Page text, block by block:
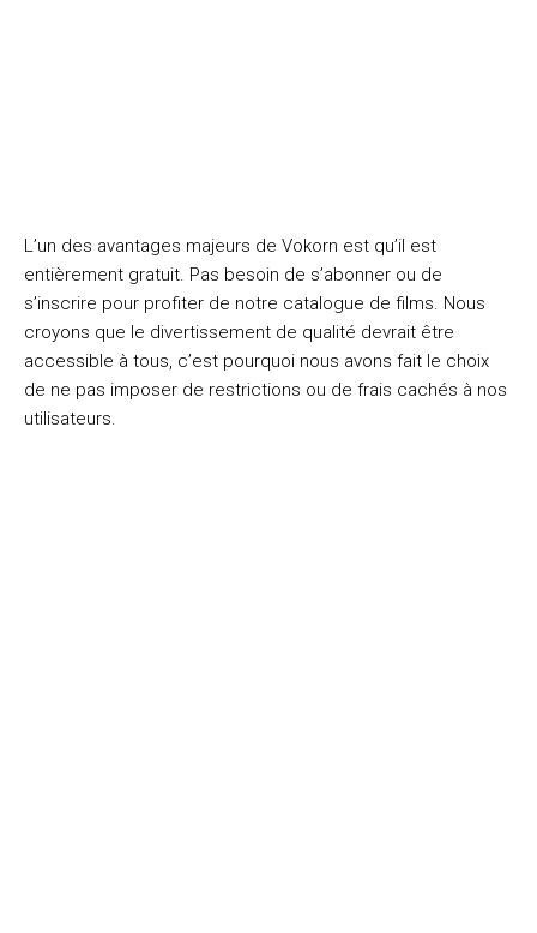
L’un des avantages majeurs de Vokorn est qu’il est
entièrement gratuit. Pas besoin de s’abonner ou de
s’inscrire pour profiter de notre catalogue de films. Nous
croyons que le divertissement de qualité devrait être
accessible à tous, c’est pourquoi nous avons fait le choix
de ne pas imposer de restrictions ou de frais cachés à nos
utilisateurs.